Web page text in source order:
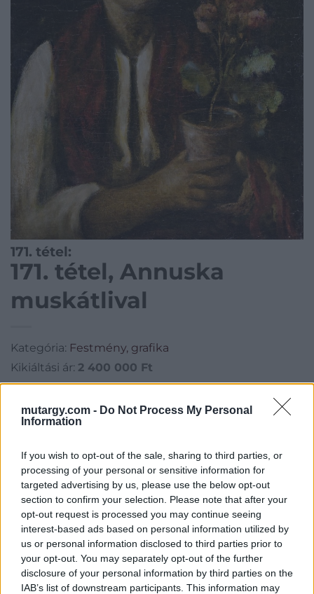
mutargy.com - Do Not Process My Personal
Information
If you wish to opt-out of the sale, sharing to third parties, or
processing of your personal or sensitive information for
targeted advertising by us, please use the below opt-out
section to confirm your selection. Please note that after your
opt-out request is processed you may continue seeing
interest-based ads based on personal information utilized by
us or personal information disclosed to third parties prior to
your opt-out. You may separately opt-out of the further
disclosure of your personal information by third parties on the
IAB’s list of downstream participants. This information may
171. tétel:
171. tétel, Annuska
muskátlival
Kategória: Festmény, grafika
Kikiáltási ár: 2 400 000 Ft
Aukció adatai
Aukció dátuma: 2015.05.19
Aukció ideje: 18:00
Aukció helye: Biksady Galéria
Tételszám: 171
Eladó adatai
Eladó:Biksady Galéria